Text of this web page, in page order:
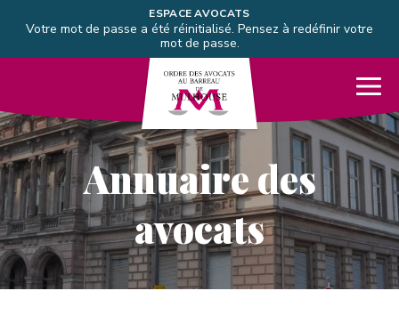
Aller directement à la navigation
Aller directement au contenu
ESPACE AVOCATS
Votre mot de passe a été réinitialisé. Pensez à redéfinir votre
mot de passe.
Barreau de Mulhouse
Annuaire des
avocats